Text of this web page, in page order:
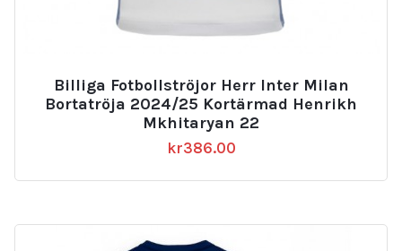
Billiga Fotbollströjor Herr Inter Milan
Bortatröja 2024/25 Kortärmad Henrikh
Mkhitaryan 22
kr386.00